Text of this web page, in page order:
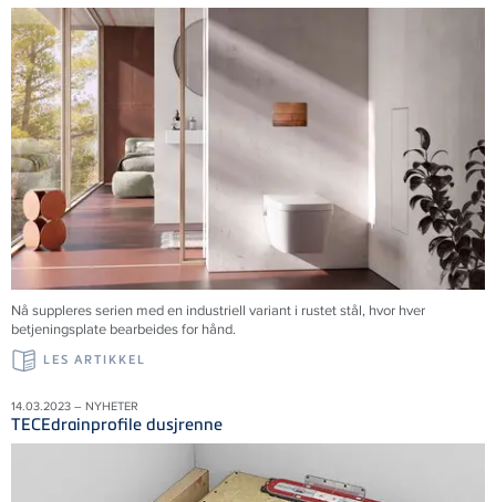
Nå suppleres serien med en industriell variant i rustet stål, hvor hver
betjeningsplate bearbeides for hånd.
LES ARTIKKEL
14.03.2023 – NYHETER
TECEdrainprofile dusjrenne